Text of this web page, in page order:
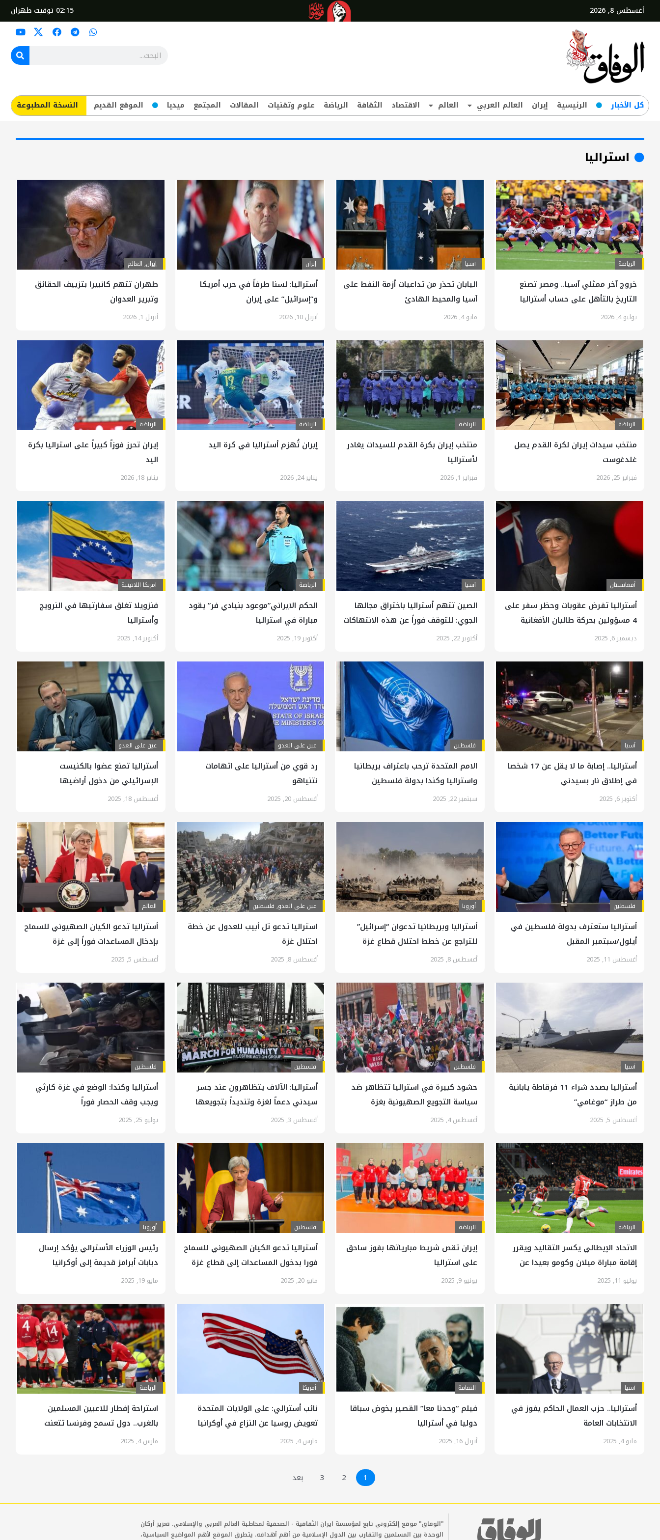
أغسطس 8, 2026 02:15 توقيت طهران
کل‌ الأخبار الرئيسية إيران العالم العربي العالم الاقتصاد الثقافة الرياضة علوم وتقنيات المقالات المجتمع ميديا الموقع القديم ​النسخة المطبوعة
استراليا
الرياضة
خروج آخر ممثلي آسيا.. ومصر تصنع
التاريخ بالتأهل على حساب أستراليا
يوليو 4, 2026
آسیا
اليابان تحذر من تداعيات أزمة النفط على
آسيا والمحيط الهادئ
مايو 4, 2026
إيران
أستراليا: لسنا طرفاً في حرب أمريكا
و”إسرائيل” على إيران
أبريل 10, 2026
إيران, العالم
طهران تتهم كانبيرا بتزييف الحقائق
وتبرير العدوان
أبريل 1, 2026
الرياضة
منتخب سيدات إيران لكرة القدم يصل
غلدغوست
فبراير 25, 2026
الرياضة
منتخب إيران بكرة القدم للسيدات يغادر
لأستراليا
فبراير 1, 2026
الرياضة
إيران تُهزم أستراليا في كرة اليد
يناير 24, 2026
الرياضة
إيران تحرز فوزاً كبيراً على استراليا بكرة
اليد
يناير 18, 2026
أفغانستان
أستراليا تفرض عقوبات وحظر سفر على
4 مسؤولين بحركة طالبان الأفغانية
ديسمبر 6, 2025
آسیا
الصين تتهم أستراليا باختراق مجالها
الجوي: للتوقف فوراً عن هذه الانتهاكات
أكتوبر 22, 2025
الرياضة
الحكم الايراني”موعود بنيادي فر” يقود
مباراة في استراليا
أكتوبر 19, 2025
امريكا اللاتينية
فنزويلا تغلق سفارتيها في النرويج
وأستراليا
أكتوبر 14, 2025
آسیا
أستراليا.. إصابة ما لا يقل عن 17 شخصا
في إطلاق نار بسيدني
أكتوبر 6, 2025
فلسطين
الامم المتحدة ترحب باعتراف بريطانيا
واستراليا وكندا بدولة فلسطين
سبتمبر 22, 2025
عين على العدو
رد قوي من أستراليا على اتهامات
نتنياهو
أغسطس 20, 2025
عين على العدو
أستراليا تمنع عضوا بالكنيست
الإسرائيلي من دخول أراضيها
أغسطس 18, 2025
فلسطين
أستراليا ستعترف بدولة فلسطين في
أيلول/سبتمبر المقبل
أغسطس 11, 2025
أوروبا
أستراليا وبريطانيا تدعوان “إسرائيل”
للتراجع عن خطط احتلال قطاع غزة
أغسطس 8, 2025
عين على العدو, فلسطين
استراليا تدعو تل أبيب للعدول عن خطة
احتلال غزة
أغسطس 8, 2025
العالم
أستراليا تدعو الكيان الصهيوني للسماح
بإدخال المساعدات فوراً إلى غزة
أغسطس 5, 2025
آسیا
أستراليا بصدد شراء 11 فرقاطة يابانية
من طراز “موغامي”
أغسطس 5, 2025
فلسطين
حشود كبيرة في استراليا تتظاهر ضد
سياسة التجويع الصهيونية بغزة
أغسطس 4, 2025
فلسطين
أستراليا: الآلاف يتظاهرون عند جسر
سيدني دعماً لغزة وتنديداً بتجويعها
أغسطس 3, 2025
فلسطين
أستراليا وكندا: الوضع في غزة كارثي
ويجب وقف الحصار فوراً
يوليو 25, 2025
الرياضة
الاتحاد الإيطالي يكسر التقاليد ويقرر
إقامة مباراة ميلان وكومو بعيدا عن
إيطاليا
يوليو 11, 2025
الرياضة
إيران تقص شريط مبارياتها بفوز ساحق
على استراليا
يونيو 9, 2025
فلسطين
أستراليا تدعو الكيان الصهيوني للسماح
فورا بدخول المساعدات إلى قطاع غزة
مايو 20, 2025
أوروبا
رئيس الوزراء الأسترالي يؤكد إرسال
دبابات أبرامز قديمة إلى أوكرانيا
مايو 19, 2025
آسیا
أستراليا.. حزب العمال الحاكم يفوز في
الانتخابات العامة
مايو 4, 2025
الثقافة
فيلم “وحدنا معا” القصير يخوض سباقا
دوليا في أستراليا
أبريل 16, 2025
أمريكا
نائب أسترالي: على الولايات المتحدة
تعويض روسيا عن النزاع في أوكرانيا
مارس 4, 2025
الرياضة
استراحة إفطار للاعبين المسلمين
بالغرب.. دول تسمح وفرنسا تتعنت
مارس 4, 2025
1
2
3 بعد
"الوفاق" موقع إلكتروني تابع لمؤسسة ايران الثقافية - الصحفية لمخاطبة العالم العربي والإسلامي. تعزيز أركان
الوحدة بين المسلمين والتقارب بين الدول الإسلامية من أهم أهدافه. يتطرق الموقع لأهم المواضيع السياسية،